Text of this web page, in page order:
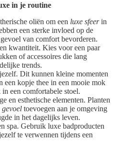
in je routine
oliën om een luxe sfeerin
een sterke invloed op de
van comfort bevorderen.
kwantiteit. Kies voor een paar
of accessoires die lang
trends.
Dit kunnen kleine momenten
een kopje thee in een mooie mok
een comfortabele stoel.
en esthetische elementen. Planten
gevoel toevoegen aan je omgeving
in het dagelijks leven.
spa. Gebruik luxe badproducten
te verwennen tijdens een